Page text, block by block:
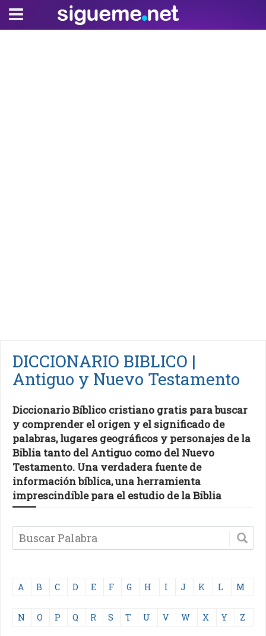
DICCIONARIO BIBLICO |
Antiguo y Nuevo Testamento
Diccionario Bíblico cristiano gratis para buscar
y comprender el origen y el significado de
palabras, lugares geográficos y personajes de la
Biblia tanto del Antiguo como del Nuevo
Testamento. Una verdadera fuente de
información bíblica, una herramienta
imprescindible para el estudio de la Biblia
A B C D E F G H I J K L M
N O P Q R S T U V W X Y Z